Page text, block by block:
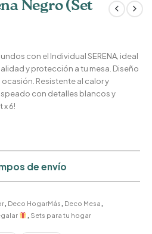
Negro (Set
con el Individual SERENA, ideal
y protección a tu mesa. Diseño
Resistente al calor y
con detalles blancos y
x 6!
de envío
, Deco HogarMás , Deco Mesa ,
, Sets para tu hogar